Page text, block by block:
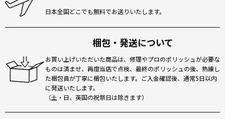
日本全国どこでも無料でお送りいたします。
梱包・発送について
お買い上げいただいた商品は、修理やプロのポリッシュが必要な
ものは済ませ、再度当店で点検、最終のポリッシュの後、熟練し
た梱包員が丁寧に梱包いたします。ご入金確認後、通常5日以内
に発送いたします。
（土・日、英国の祝祭日は除きます）